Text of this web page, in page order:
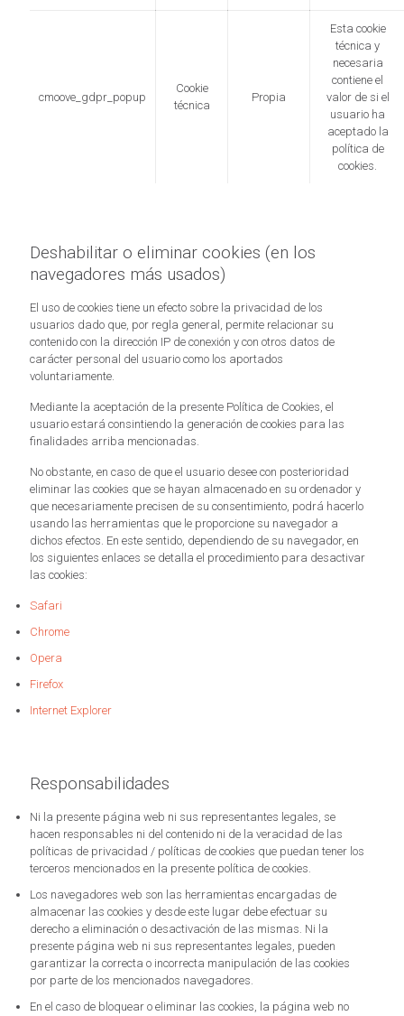
cmoove_gdpr_popup
Cookie
técnica
Propia
Esta cookie
técnica y
necesaria
contiene el
valor de si el
usuario ha
aceptado la
política de
cookies.
Deshabilitar o eliminar cookies (en los
navegadores más usados)
El uso de cookies tiene un efecto sobre la privacidad de los
usuarios dado que, por regla general, permite relacionar su
contenido con la dirección IP de conexión y con otros datos de
carácter personal del usuario como los aportados
voluntariamente.
Mediante la aceptación de la presente Política de Cookies, el
usuario estará consintiendo la generación de cookies para las
finalidades arriba mencionadas.
No obstante, en caso de que el usuario desee con posterioridad
eliminar las cookies que se hayan almacenado en su ordenador y
que necesariamente precisen de su consentimiento, podrá hacerlo
usando las herramientas que le proporcione su navegador a
dichos efectos. En este sentido, dependiendo de su navegador, en
los siguientes enlaces se detalla el procedimiento para desactivar
las cookies:
Safari
Chrome
Opera
Firefox
Internet Explorer
Responsabilidades
Ni la presente página web ni sus representantes legales, se
hacen responsables ni del contenido ni de la veracidad de las
políticas de privacidad / políticas de cookies que puedan tener los
terceros mencionados en la presente política de cookies.
Los navegadores web son las herramientas encargadas de
almacenar las cookies y desde este lugar debe efectuar su
derecho a eliminación o desactivación de las mismas. Ni la
presente página web ni sus representantes legales, pueden
garantizar la correcta o incorrecta manipulación de las cookies
por parte de los mencionados navegadores.
En el caso de bloquear o eliminar las cookies, la página web no